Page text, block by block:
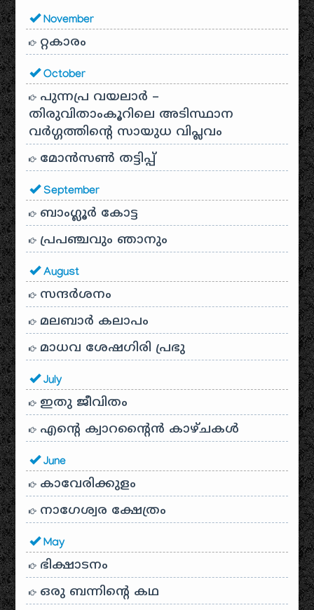
November
റ്റകാരം
October
പുന്നപ്ര വയലാർ –
തിരുവിതാംകൂറിലെ അടിസ്ഥാന
വർഗ്ഗത്തിന്റെ സായുധ വിപ്ലവം
മോൻസൺ തട്ടിപ്പ്
September
ബാംഗ്ലൂർ കോട്ട
പ്രപഞ്ചവും ഞാനും
August
സന്ദര്‍ശനം
മലബാർ കലാപം
മാധവ ശേഷഗിരി പ്രഭു
July
ഇതു ജീവിതം
എന്റെ ക്വാറന്റൈൻ കാഴ്ചകൾ
June
കാവേരിക്കുളം
നാഗേശ്വര ക്ഷേത്രം
May
ഭിക്ഷാടനം
ഒരു ബന്നിന്റെ കഥ